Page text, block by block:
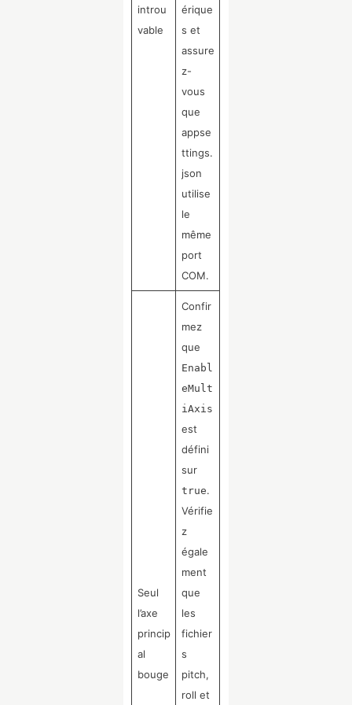
introu
vable
érique
s et
assure
z-
vous
que
appse
ttings.
json
utilise
le
même
port
COM.
Seul
l’axe
princip
al
bouge
Confir
mez
que
Enabl
eMult
iAxis
est
défini
sur
true.
Vérifie
z
égale
ment
que
les
fichier
s
pitch,
roll et